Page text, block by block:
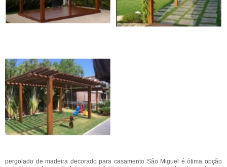
pergolado de madeira decorado para casamento São Miguel é ótima opção